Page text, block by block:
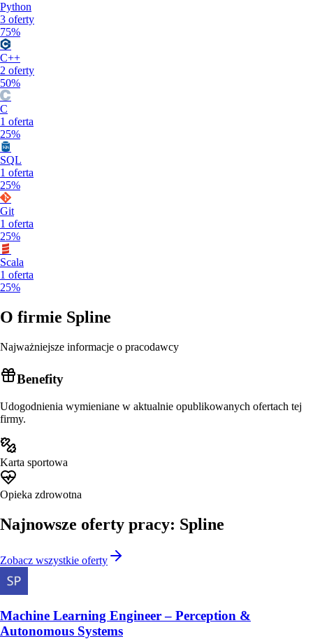
Python
3 oferty
75%
C++
2 oferty
50%
C
1 oferta
25%
SQL
1 oferta
25%
Git
1 oferta
25%
Scala
1 oferta
25%
O firmie Spline
Najważniejsze informacje o pracodawcy
Benefity
Udogodnienia wymieniane w aktualnie opublikowanych ofertach tej
firmy.
Karta sportowa
Opieka zdrowotna
Najnowsze oferty pracy: Spline
Zobacz wszystkie oferty
Machine Learning Engineer – Perception &
Autonomous Systems